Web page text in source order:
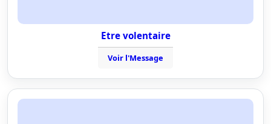
Etre volentaire
Voir l'Message